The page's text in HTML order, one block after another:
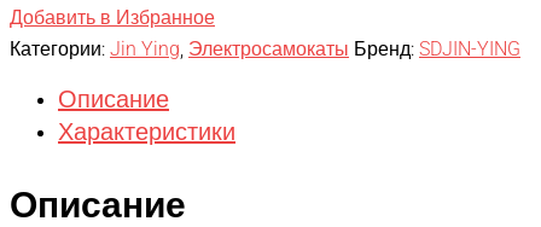
Добавить в Избранное
Категории: Jin Ying Электросамокаты Бренд: SDJIN-YING
Описание
Характеристики
Описание